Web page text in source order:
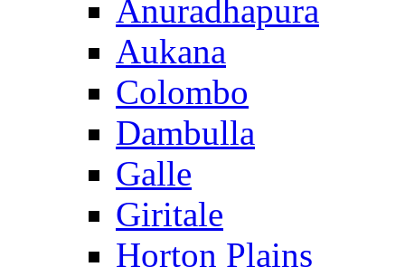
Anuradhapura
Aukana
Colombo
Dambulla
Galle
Giritale
Horton Plains